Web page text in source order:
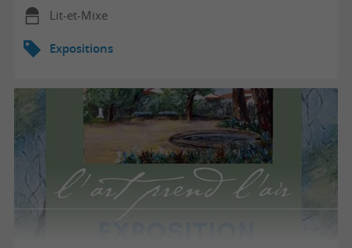
Lit-et-Mixe
Expositions